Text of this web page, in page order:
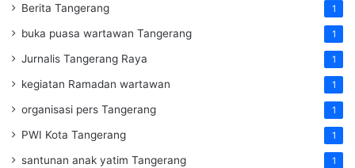
Berita Tangerang 1
buka puasa wartawan Tangerang 1
Jurnalis Tangerang Raya 1
kegiatan Ramadan wartawan 1
organisasi pers Tangerang 1
PWI Kota Tangerang 1
santunan anak yatim Tangerang 1